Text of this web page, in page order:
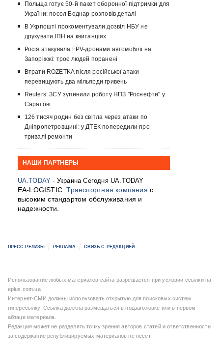
Польща готує 50-й пакет оборонної підтримки для
України: посол Боднар розповів деталі
В Укрпошті прокоментували дозвіл НБУ не
друкувати ІПН на квитанціях
Росія атакувала FPV-дронами автомобілі на
Запоріжжі: троє людей поранені
Втрати ROZETKA після російської атаки
перевищують два мільярди гривень
Reuters: ЗСУ зупинили роботу НПЗ "Роснефти" у
Саратові
126 тисяч родин без світла через атаки по
Дніпропетровщині: у ДТЕК попередили про
тривалі ремонти
НАШИ ПАРТНЕРЫ
UA.TODAY - Украина Сегодня UA.TODAY
EA-LOGISTIC:Транспортная компания с
высоким стандартом обслуживания и
надежности.
ПРЕСС-РЕЛИЗЫ РЕКЛАМА СВЯЗЬ С РЕДАКЦИЕЙ
Использование любых материалов сайта разрешается при условии ссылки на
eplus.com.ua
Интернет-СМИ должны использовать открытую для поисковых систем
гиперссылку. Ссылка должна размещаться в подзаголовке или в первом
абзаце материала.
Редакция может не разделять точку зрения авторов статей и ответственности
за содержание републицируемых материалов не несет.